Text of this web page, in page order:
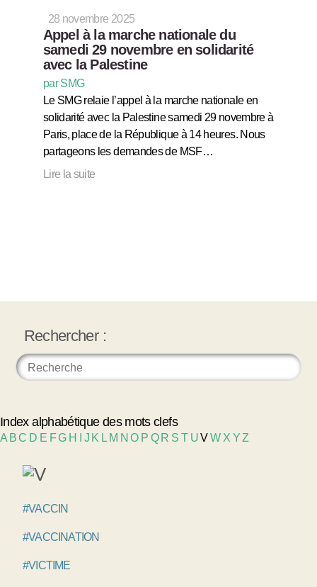
28 novembre 2025
Appel à la marche nationale du
samedi 29 novembre en solidarité
avec la Palestine
par SMG
Le SMG relaie l’appel à la marche nationale en
solidarité avec la Palestine samedi 29 novembre à
Paris, place de la République à 14 heures. Nous
partageons les demandes de MSF…
Lire la suite
Rechercher :
Index alphabétique des mots clefs
A BC D E FG H J K L M NO P Q R S T UVW X YZ
#VACCIN
#VACCINATION
#VICTIME